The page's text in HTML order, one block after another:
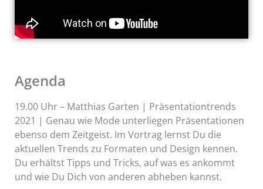
Agenda
19.00 Uhr – Matthias Garten | Präsentationtrends
2021 | Genau wie Mode unterliegen Präsentationen
ebenso dem Zeitgeist. Im Vortrag lernst Du die
aktuellen Trends zu Formaten und Design kennen.
Du erhältst Tipps und Tricks, auf was es ankommt
und wie Du Dich von anderen abheben kannst.